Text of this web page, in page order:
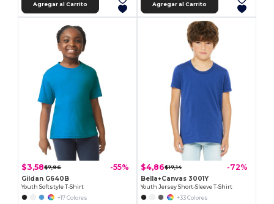
Agregar al Carrito Agregar al Carrito
$3,58$7,96 -55%
Gildan G640B
Youth Softstyle T-Shirt
+17 Colores
$4,86$17,14 -72%
Bella+Canvas 3001Y
Youth Jersey Short-Sleeve T-Shirt
+33 Colores